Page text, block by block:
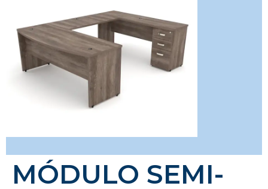
MÓDULO SEMI-